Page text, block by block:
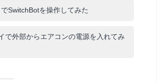
SwitchBotを操作してみた
で外部からエアコンの電源を入れてみ